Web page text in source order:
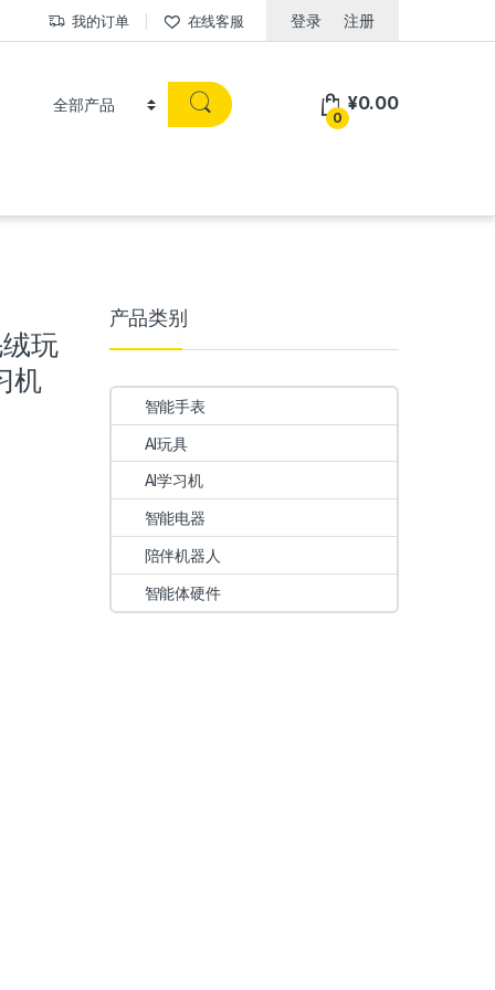
我的订单 在线客服 登录 注册
0
¥0.00
玩
机
产品类别
智能手表
AI玩具
AI学习机
智能电器
陪伴机器人
智能体硬件